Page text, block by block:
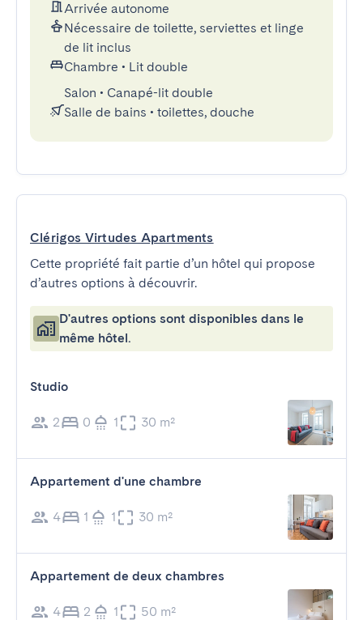
Arrivée autonome
Nécessaire de toilette, serviettes et linge
de lit inclus
Chambre • Lit double
Salon • Canapé-lit double
Salle de bains • toilettes, douche
Clérigos Virtudes Apartments
Cette propriété fait partie d’un hôtel qui propose
d’autres options à découvrir.
D'autres options sont disponibles dans le
même hôtel.
Studio
2 0 1 30 m²
Appartement d'une chambre
4 1 1 30 m²
Appartement de deux chambres
4 2 1 50 m²